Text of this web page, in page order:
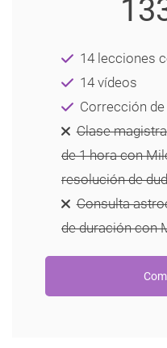
14 lecciones
14 vídeos
Corrección
Clase
de 1 hora con
resolución de
Consulta
de duración con